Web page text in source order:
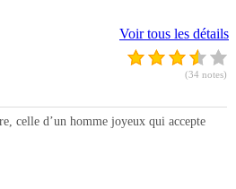
Voir tous les détails
(34 notes)
celle d’un homme joyeux qui accepte